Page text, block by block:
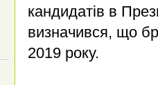
кандидатів в
визначився, що
2019 року.